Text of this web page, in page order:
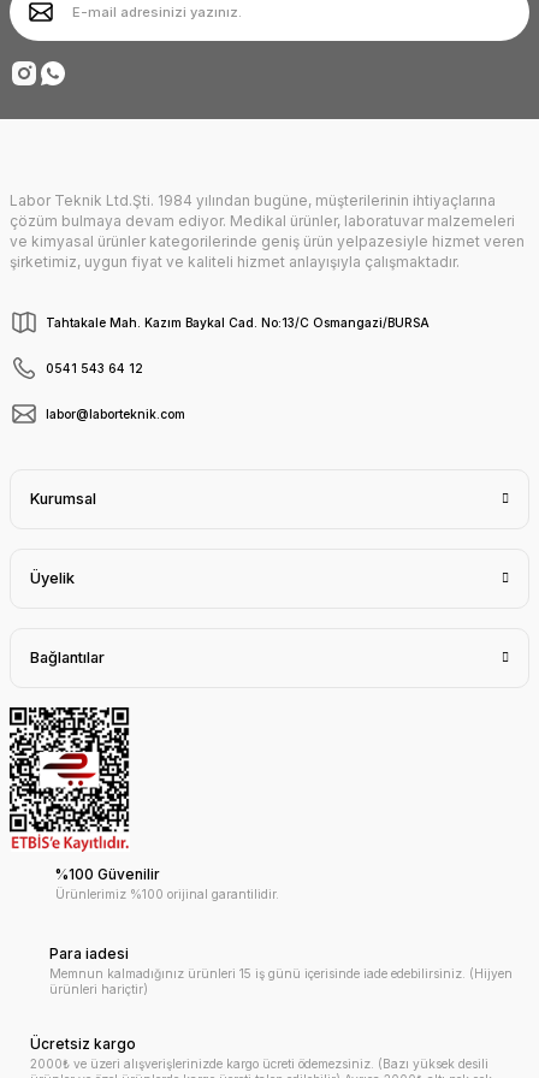
Ürün fiyatı diğer sitelerden daha pahalı.
Bu ürüne benzer farklı alternatifler olmalı.
Gönder
Deneyimini Paylaş
Labor Teknik Ltd.Şti. 1984 yılından bugüne, müşterilerinin ihtiyaçlarına
çözüm bulmaya devam ediyor. Medikal ürünler, laboratuvar malzemeleri
ve kimyasal ürünler kategorilerinde geniş ürün yelpazesiyle hizmet veren
şirketimiz, uygun fiyat ve kaliteli hizmet anlayışıyla çalışmaktadır.
Tahtakale Mah. Kazım Baykal Cad. No:13/C Osmangazi/BURSA
0541 543 64 12
labor@laborteknik.com
Kurumsal
Üyelik
Bağlantılar
%100 Güvenilir
Ürünlerimiz %100 orijinal garantilidir.
Para iadesi
Memnun kalmadığınız ürünleri 15 iş günü içerisinde iade edebilirsiniz. (Hijyen
ürünleri hariçtir)
Ücretsiz kargo
2000₺ ve üzeri alışverişlerinizde kargo ücreti ödemezsiniz. (Bazı yüksek desili